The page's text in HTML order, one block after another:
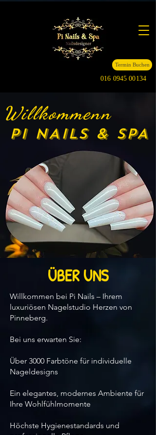
Termin Buchen
016 0945 00134
Willkommenn
PI NAILS & SPA
ÜBER UNS
Willkommen bei Pi Nails – Ihrem
luxuriösen Nagelstudio Herzen von
Pinneberg.
Bei uns erwarten Sie:
Über 3000 Farbtöne für individuelle
Nageldesigns
Ein elegantes, modernes Ambiente für
Ihre Wohlfühlmomente
Höchste Hygienestandards und